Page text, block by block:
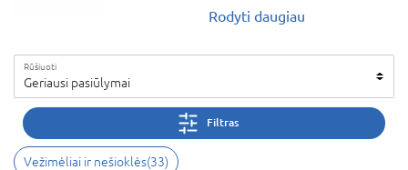
kurie leidžia neprarasti aktyvaus gyvenimo ritmo
Vienas populiariausių pasirinkimų – patikimas
Baby Jogger vežimėlis
, kuris užtikrina komfortą
vaikui ir palengvina keliones tėvams. Dėl savo
konstrukcijos ir manevringumo
Rodyti daugiau
Rūšiuoti
Geriausi pasiūlymai
Filtras
Vežimėliai ir nešioklės(33)